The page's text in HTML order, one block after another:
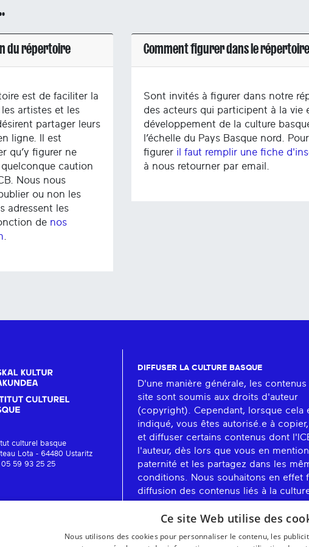
du répertoire
est de faciliter la
artistes et les
partager leurs
ligne. Il est
qu’y figurer ne
caution
Nous nous
ou non les
adressent les
de nos
Comment figurer dans le
Sont invités à figurer dans notre
des acteurs qui participent à la vie
développement de la culture
l’échelle du Pays Basque nord.
figurer il faut remplir une fiche
à nous retourner par email.
culturel basque
Lota - 64480 Ustaritz
05 59 93 25 25
DIFFUSER LA CULTURE BASQUE
D'une manière générale, les
site sont soumis aux droits d'auteur
(copyright). Cependant, lorsque cela
indiqué, vous êtes autorisé.e à
et diffuser certains contenus dont
l'auteur, dès lors que vous en
paternité et les partagez dans les
conditions. Nous souhaitons en effet
diffusion des contenus liés à la
En savoir plus
Ce site Web utilise des
Nous utilisons des cookies pour personnaliser le contenu, les